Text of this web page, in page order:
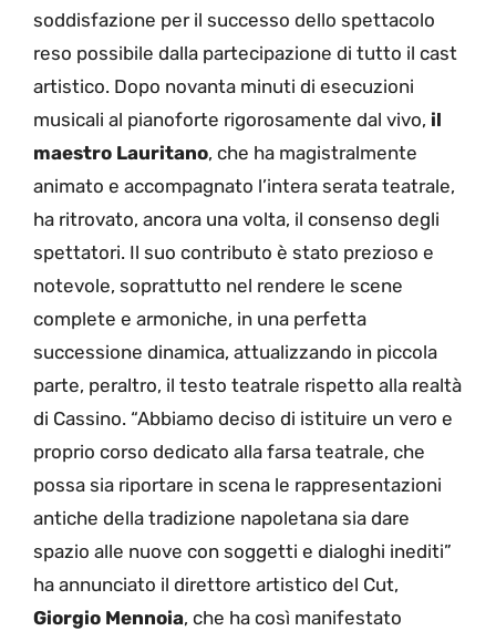
soddisfazione per il successo dello spettacolo
reso possibile dalla partecipazione di tutto il cast
artistico. Dopo novanta minuti di esecuzioni
musicali al pianoforte rigorosamente dal vivo, il
maestro Lauritano, che ha magistralmente
animato e accompagnato l’intera serata teatrale,
ha ritrovato, ancora una volta, il consenso degli
spettatori. Il suo contributo è stato prezioso e
notevole, soprattutto nel rendere le scene
complete e armoniche, in una perfetta
successione dinamica, attualizzando in piccola
parte, peraltro, il testo teatrale rispetto alla realtà
di Cassino. “Abbiamo deciso di istituire un vero e
proprio corso dedicato alla farsa teatrale, che
possa sia riportare in scena le rappresentazioni
antiche della tradizione napoletana sia dare
spazio alle nuove con soggetti e dialoghi inediti”
ha annunciato il direttore artistico del Cut,
Giorgio Mennoia, che ha così manifestato